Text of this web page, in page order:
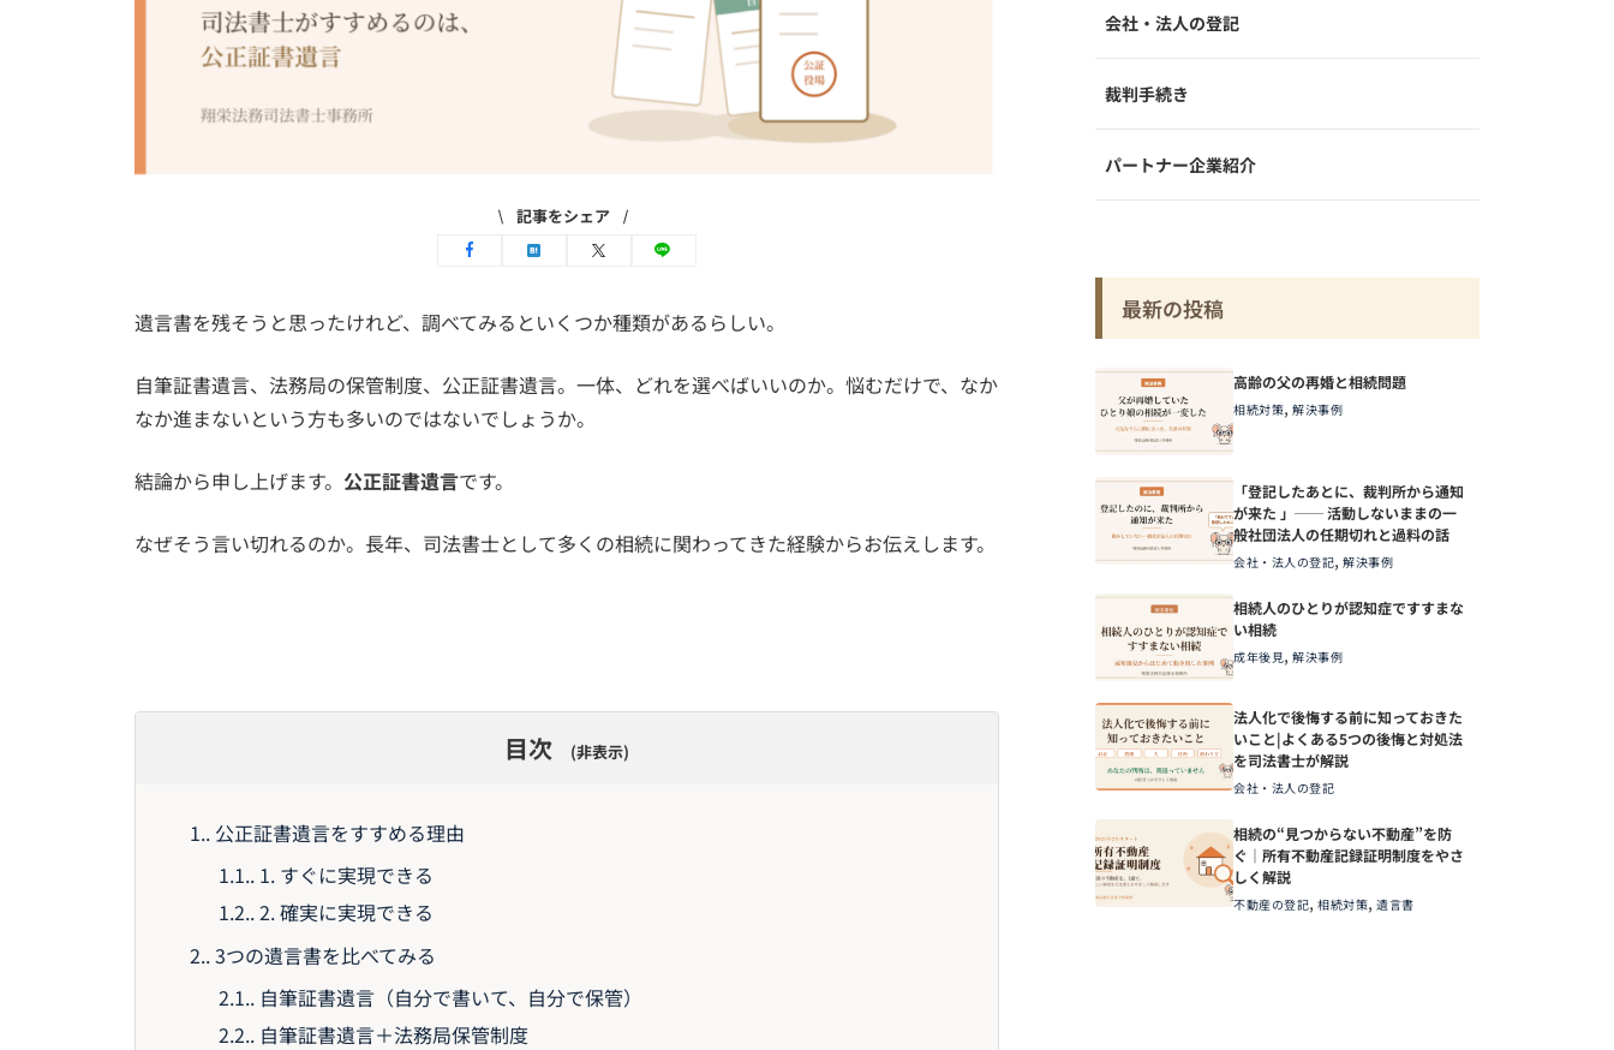
記事をシェア
遺言書を残そうと思ったけれど、調べてみるといくつか種類があるらしい。
自筆証書遺言、法務局の保管制度、公正証書遺言。一体、どれを選べばいいのか。悩むだけで、なか
なか進まないという方も多いのではないでしょうか。
結論から申し上げます。 公正証書遺言です。
なぜそう言い切れるのか。長年、司法書士として多くの相続に関わってきた経験からお伝えします。
目次 非表示
1. 公正証書遺言をすすめる理由
1.1. 1. すぐに実現できる
1.2. 2. 確実に実現できる
2. 3つの遺言書を比べてみる
2.1. 自筆証書遺言（自分で書いて、自分で保管）
2.2. 自筆証書遺言＋法務局保管制度
会社・法人の登記
裁判手続き
パートナー企業紹介
最新の投稿
高齢の父の再婚と相続問題
相続対策, 解決事例
「登記したあとに、裁判所から通知
が来た 」── 活動しないままの一
般社団法人の任期切れと過料の話
会社・法人の登記, 解決事例
相続人のひとりが認知症ですすまな
い相続
成年後見, 解決事例
法人化で後悔する前に知っておきた
いこと|よくある5つの後悔と対処法
を司法書士が解説
会社・法人の登記
相続の“見つからない不動産”を防
ぐ｜所有不動産記録証明制度をやさ
しく解説
不動産の登記, 相続対策, 遺言書